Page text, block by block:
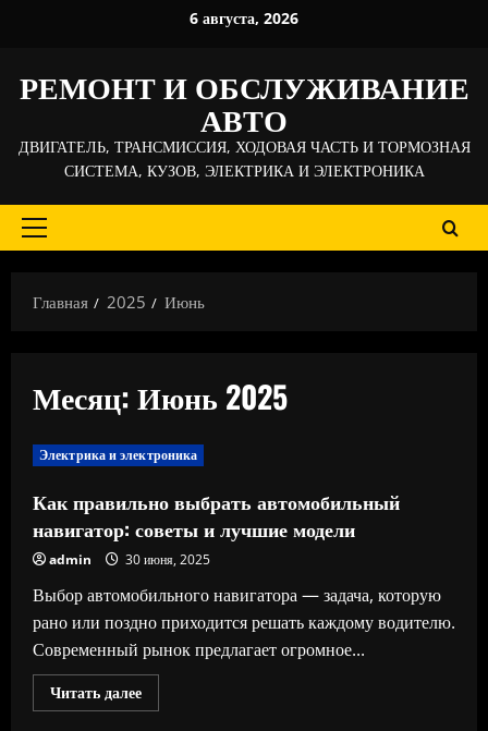
6 августа, 2026
РЕМОНТ И ОБСЛУЖИВАНИЕ
АВТО
ДВИГАТЕЛЬ, ТРАНСМИССИЯ, ХОДОВАЯ ЧАСТЬ И ТОРМОЗНАЯ
СИСТЕМА, КУЗОВ, ЭЛЕКТРИКА И ЭЛЕКТРОНИКА
Основное
Главная
2025 Июнь
Месяц:Июнь 2025
Электрика и электроника
Как правильно выбрать автомобильный
навигатор: советы и лучшие модели
admin 30 июня, 2025
Выбор автомобильного навигатора — задача, которую
рано или поздно приходится решать каждому водителю.
Современный рынок предлагает огромное...
Читать далееПрочитать
больше